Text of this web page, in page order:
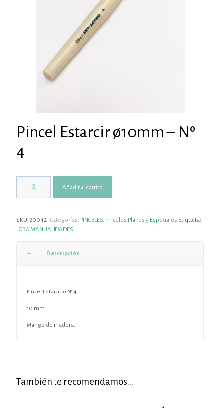
Pincel Estarcir ø10mm – Nº
4
Añadir al carrito
SKU: 200421 Categorías: PINCELES, Pinceles Planos y Especiales Etiqueta:
LOBA MANUALIDADES
Descripción
Pincel Estarcido Nº4
10 mm
Mango de madera.
También te recomendamos…